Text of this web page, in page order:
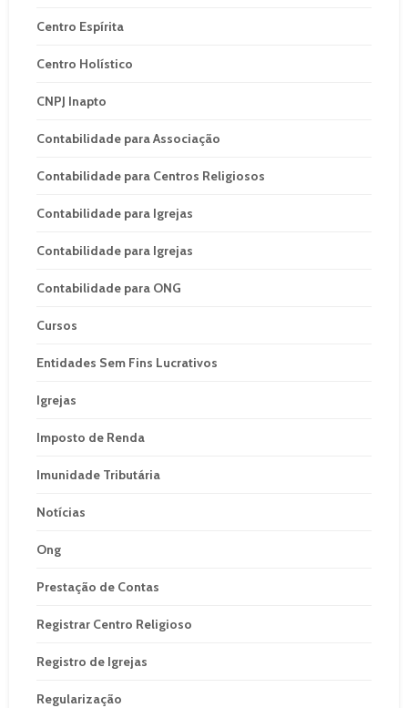
Centro Espírita
Centro Holístico
CNPJ Inapto
Contabilidade para Associação
Contabilidade para Centros Religiosos
Contabilidade para Igrejas
Contabilidade para Igrejas
Contabilidade para ONG
Cursos
Entidades Sem Fins Lucrativos
Igrejas
Imposto de Renda
Imunidade Tributária
Notícias
Ong
Prestação de Contas
Registrar Centro Religioso
Registro de Igrejas
Regularização